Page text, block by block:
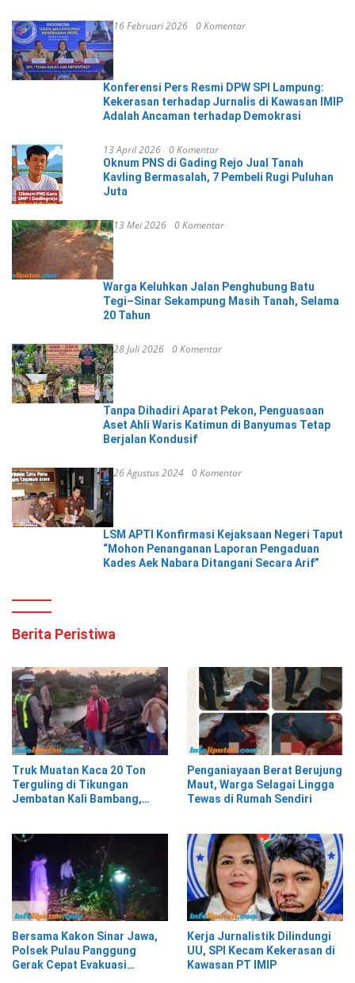
16 Februari 2026 0 Komentar
Konferensi Pers Resmi DPW SPI Lampung:
Kekerasan terhadap Jurnalis di Kawasan IMIP
Adalah Ancaman terhadap Demokrasi
13 April 2026 0 Komentar
Oknum PNS di Gading Rejo Jual Tanah
Kavling Bermasalah, 7 Pembeli Rugi Puluhan
Juta
13 Mei 2026 0 Komentar
Warga Keluhkan Jalan Penghubung Batu
Tegi–Sinar Sekampung Masih Tanah, Selama
20 Tahun
28 Juli 2026 0 Komentar
Tanpa Dihadiri Aparat Pekon, Penguasaan
Aset Ahli Waris Katimun di Banyumas Tetap
Berjalan Kondusif
26 Agustus 2024 0 Komentar
LSM APTI Konfirmasi Kejaksaan Negeri Taput
“Mohon Penanganan Laporan Pengaduan
Kades Aek Nabara Ditangani Secara Arif”
Berita Peristiwa
Truk Muatan Kaca 20 Ton
Terguling di Tikungan
Jembatan Kali Bambang,
Penganiayaan Berat Berujung
Maut, Warga Selagai Lingga
Tewas di Rumah Sendiri
Bersama Kakon Sinar Jawa,
Polsek Pulau Panggung
Gerak Cepat Evakuasi
Kerja Jurnalistik Dilindungi
UU, SPI Kecam Kekerasan di
Kawasan PT IMIP